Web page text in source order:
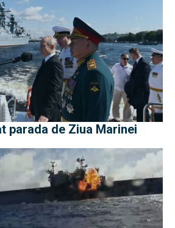
parada de Ziua Marinei